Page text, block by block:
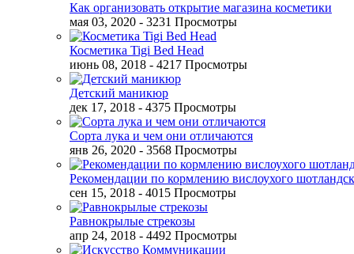
Как организовать открытие магазина косметики
мая 03, 2020 - 3231 Просмотры
Косметика Tigi Bed Head
июнь 08, 2018 - 4217 Просмотры
Детский маникюр
дек 17, 2018 - 4375 Просмотры
Сорта лука и чем они отличаются
янв 26, 2020 - 3568 Просмотры
Рекомендации по кормлению вислоухого
сен 15, 2018 - 4015 Просмотры
Равнокрылые стрекозы
апр 24, 2018 - 4492 Просмотры